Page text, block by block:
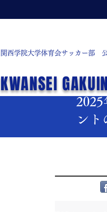
関西学院大学体育会サッカー部
KWANSEI 2025年
ント